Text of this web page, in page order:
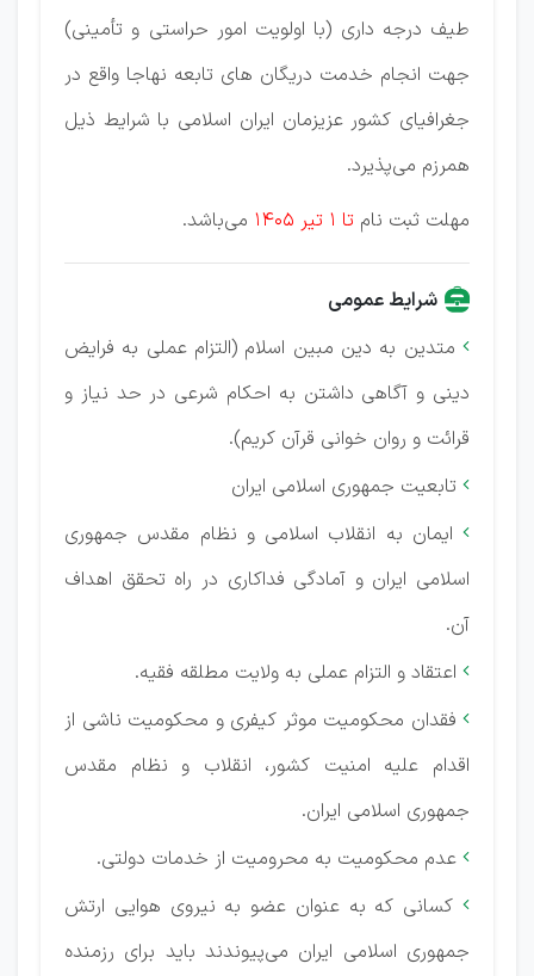
طیف درجه داری (با اولویت امور حراستی و تأمینی)
جهت انجام خدمت دریگان های تابعه نهاجا واقع در
جغرافیای کشور عزیزمان ایران اسلامی با شرایط ذیل
همرزم می‌پذیرد.
مهلت ثبت نام تا 1 تیر 1405 می‌باشد.
شرایط عمومی
 متدین به دین مبین اسلام (التزام عملی به فرایض
دینی و آگاهی داشتن به احکام شرعی در حد نیاز و
قرائت و روان خوانی قرآن کریم).
 تابعیت جمهوری اسلامی ایران
 ایمان به انقلاب اسلامی و نظام مقدس جمهوری
اسلامی ایران و آمادگی فداکاری در راه تحقق اهداف
آن.
 اعتقاد و التزام عملی به ولایت مطلقه فقیه.
 فقدان محکومیت موثر کیفری و محکومیت ناشی از
اقدام علیه امنیت کشور، انقلاب و نظام مقدس
جمهوری اسلامی ایران.
 عدم محکومیت به محرومیت از خدمات دولتی.
 کسانی که به عنوان عضو به نیروی هوایی ارتش
جمهوری اسلامی ایران می‌پیوندند باید برای رزمنده